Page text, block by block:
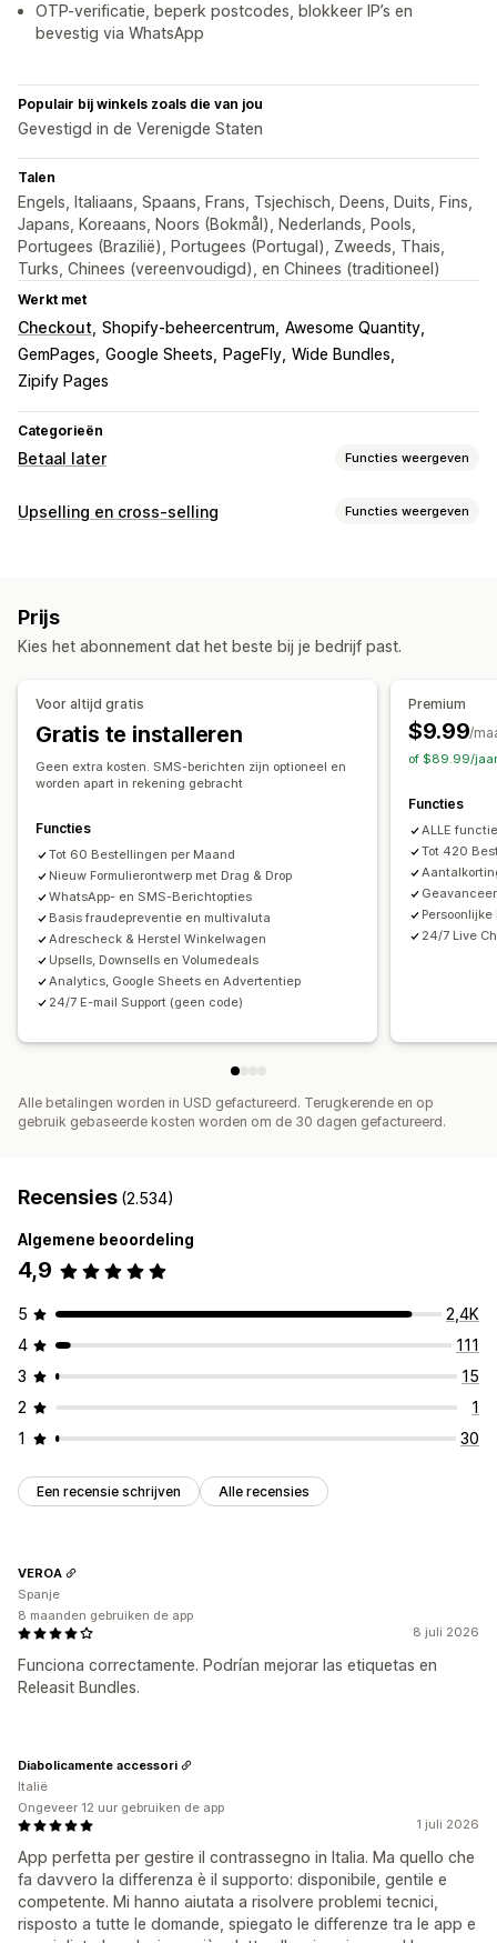
OTP-verificatie, beperk postcodes, blokkeer IP’s en
bevestig via WhatsApp
Populair bij winkels zoals die van jou
Gevestigd in de Verenigde Staten
Talen
Engels, Italiaans, Spaans, Frans, Tsjechisch, Deens, Duits, Fins,
Japans, Koreaans, Noors (Bokmål), Nederlands, Pools,
Portugees (Brazilië), Portugees (Portugal), Zweeds, Thais,
Turks, Chinees (vereenvoudigd), en Chinees (traditioneel)
Werkt met
Checkout Shopify-beheercentrum Awesome Quantity
GemPages Google Sheets PageFly Wide Bundles
Zipify Pages
Categorieën
Betaal later Functies weergeven
Beheer van rembours
Export van bestellingen
Drag-and-drop-editor
Lettertype en kleur
Aangepaste knoppen
Pop-ups
Ingesloten formulieren Verzendopties
Conversie en upselling
Cross-selling
Kortingen Bestelling in één klik
Upselling in één klik
Upselling na de verkoop
Pixel-tracking
Winkelwagenherstel
Upselling en cross-selling Functies weergeven
Upselling op de productpagina
Upselling op de bedankpagina Add-ons in één klik
Aangepaste CSS
Drag-and-drop-editor
Meerdere valuta
Meerdere talen
Aangepaste regels
Verzendbescherming
Cadeauverpakking
Gratis verzending
Productaanbevelingen
Vaak samen gekocht Bundles
Volumekortingen Staffelkortingen
AI-aanbevelingen
Prioriteitsverwerking
Analytics
Funnelprestaties
Prijs
Kies het abonnement dat het beste bij je bedrijf past.
Voor altijd gratis
Gratis te installeren
Geen extra kosten. SMS-berichten zijn optioneel en
worden apart in rekening gebracht
Functies
Tot 60 Bestellingen per Maand
Nieuw Formulierontwerp met Drag & Drop
WhatsApp- en SMS-Berichtopties
Basis fraudepreventie en multivaluta
Adrescheck & Herstel Winkelwagen
Upsells, Downsells en Volumedeals
Analytics, Google Sheets en Advertentiep
24/7 E-mail Support (geen code)
Premium
$9.99/
of $89.99/
Functies
ALLE
Tot 420
24/7 Live
Alle betalingen worden in USD gefactureerd. Terugkerende en op
gebruik gebaseerde kosten worden om de 30 dagen gefactureerd.
Recensies (2.534)
Algemene beoordeling
4,9
5
2,4K
4
111
3
15
2
1
1
30
Een recensie schrijven Alle recensies
8 juli 2026
Funciona correctamente. Podrían mejorar las etiquetas en
Releasit Bundles.
VEROA
Spanje
8 maanden gebruiken de app
1 juli 2026
App perfetta per gestire il contrassegno in Italia. Ma quello che
fa davvero la differenza è il supporto: disponibile, gentile e
competente. Mi hanno aiutata a risolvere problemi tecnici,
risposto a tutte le domande, spiegato le differenze tra le app e
Diabolicamente accessori
Italië
Ongeveer 12 uur gebruiken de app